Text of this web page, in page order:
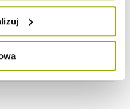
WPISU (0)